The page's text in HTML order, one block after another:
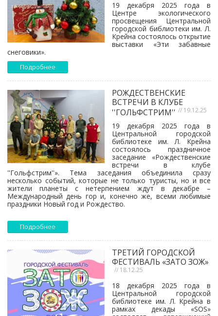
19 декабря 2025 года в
Центре экологического
просвещения Центральной
городской библиотеки им. Л.
Крейна состоялось открытие
выставки «Эти забавные
снеговики».
Подробнее
РОЖДЕСТВЕНСКИЕ
ВСТРЕЧИ В КЛУБЕ
''ГОЛЬФСТРИМ'' // 19.12.25
19 декабря 2025 года в
Центральной городской
библиотеке им. Л. Крейна
состоялось праздничное
заседание «Рождественские
встречи в клубе
''Гольфстрим''». Тема заседания объединила сразу
несколько событий, которые не только туристы, но и все
жители планеты с нетерпением ждут в декабре –
Международный день гор и, конечно же, всеми любимые
праздники Новый год и Рождество.
Подробнее
ТРЕТИЙ ГОРОДСКОЙ
ФЕСТИВАЛЬ «ЗАТО ЗОЖ»
// 18.12.25
18 декабря 2025 года в
Центральной городской
библиотеке им. Л. Крейна в
рамках декады «SOS»